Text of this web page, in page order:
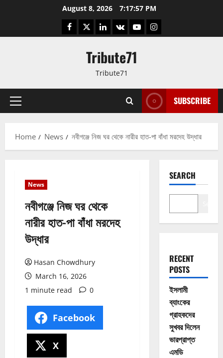
August 8, 2026 7:17:58 PM
Facebook
TwitterLinkedIn
VK YouTubeInstagram
Tribute71
Tribute71
Primary
SUBSCRIBE
Home News নবীগঞ্জে নিজ ঘর থেকে নারীর হাত-পা বাঁধা মরদেহ উদ্ধার
News
নবীগঞ্জে নিজ ঘর থেকে
নারীর হাত-পা বাঁধা মরদেহ
উদ্ধার
Hasan Chowdhury
March 16, 2026
1 minute read
0
Facebook
X
SEARCH
RECENT
POSTS
ইসলামী
ব্যাংকের
গ্রাহকদের
সুখবর দিলেন
ভারপ্রাপ্ত
এমডি